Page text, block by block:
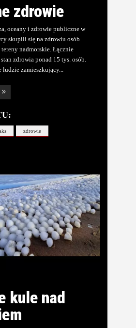
zdrowie
oceany i zdrowie publiczne w
skupili się na zdrowiu osób
nadmorskie. Łącznie
zdrowia ponad 15 tys. osób.
ludzie zamieszkujący
zdrowie
kule nad